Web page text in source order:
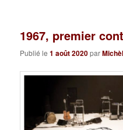
1967, premier
Publié le1 août 2020par